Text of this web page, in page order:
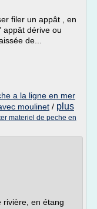
filer un appât , en
appât dérive ou
de...
a la ligne en mer
moulinet / plus
materiel de peche en
rivière, en étang